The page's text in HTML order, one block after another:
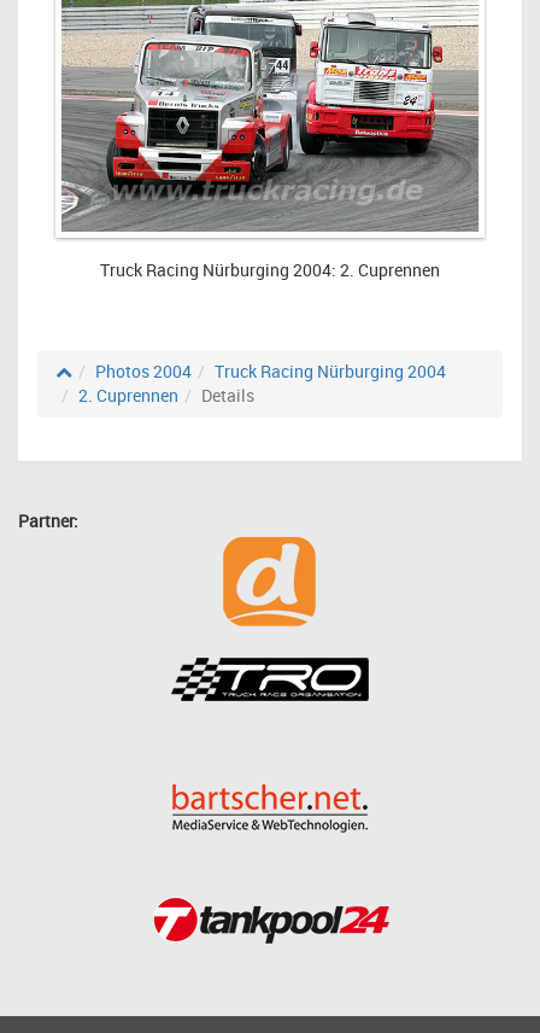
Truck Racing Nürburging 2004: 2. Cuprennen
Photos 2004
Truck Racing Nürburging 2004
2. Cuprennen
Details
Partner: